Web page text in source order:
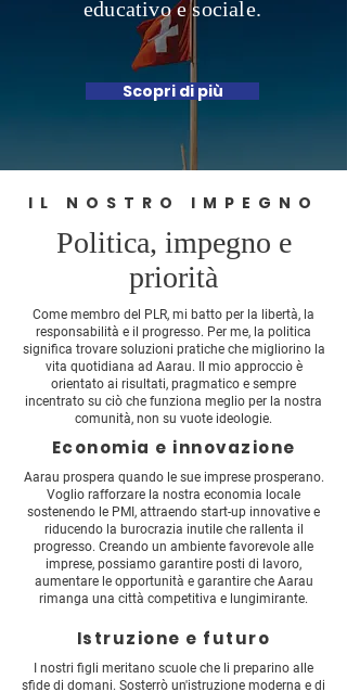
educativo e sociale.
Scopri di più
IL NOSTRO IMPEGNO
Politica, impegno e
priorità
Come membro del PLR, mi batto per la libertà, la
responsabilità e il progresso. Per me, la politica
significa trovare soluzioni pratiche che migliorino la
vita quotidiana ad Aarau. Il mio approccio è
orientato ai risultati, pragmatico e sempre
incentrato su ciò che funziona meglio per la nostra
comunità, non su vuote ideologie.
Economia e innovazione
Aarau prospera quando le sue imprese prosperano.
Voglio rafforzare la nostra economia locale
sostenendo le PMI, attraendo start-up innovative e
riducendo la burocrazia inutile che rallenta il
progresso. Creando un ambiente favorevole alle
imprese, possiamo garantire posti di lavoro,
aumentare le opportunità e garantire che Aarau
rimanga una città competitiva e lungimirante.
Istruzione e futuro
I nostri figli meritano scuole che li preparino alle
sfide di domani. Sosterrò un'istruzione moderna e di